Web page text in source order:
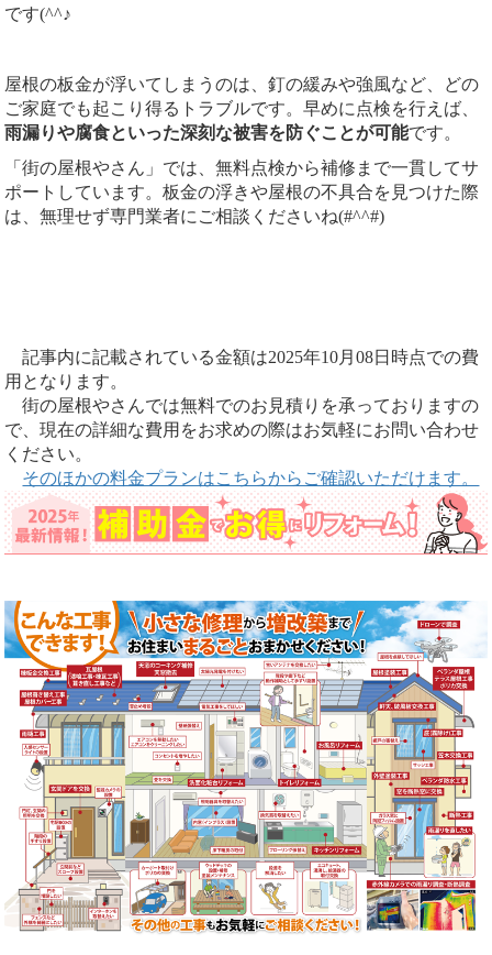
です(^^♪
屋根の板金が浮いてしまうのは、釘の緩みや強風など、どの
ご家庭でも起こり得るトラブルです。早めに点検を行えば、
雨漏りや腐食といった深刻な被害を防ぐことが可能です。
「街の屋根やさん」では、無料点検から補修まで一貫してサ
ポートしています。板金の浮きや屋根の不具合を見つけた際
は、無理せず専門業者にご相談くださいね(#^^#)
記事内に記載されている金額は2025年10月08日時点での費
用となります。
街の屋根やさんでは無料でのお見積りを承っておりますの
で、現在の詳細な費用をお求めの際はお気軽にお問い合わせ
ください。
そのほかの料金プランはこちらからご確認いただけます。